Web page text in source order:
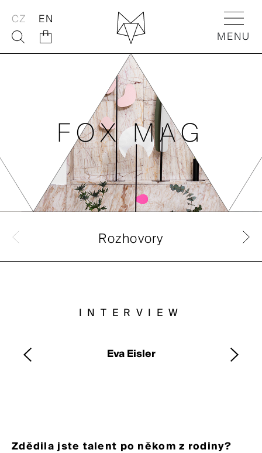
CZ
EN
MENU
FOX ACTIVITIES
FOX Kids
FOX Events
FOX MAG
Rozhovory
INTERVIEW
Eva Eisler
Zdědila jste talent po někom z rodiny?